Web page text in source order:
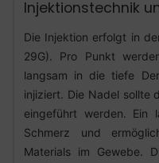
Injektionstechnik
Die Injektion erfolgt in
29G). Pro Punkt
langsam in die tiefe
injiziert. Die Nadel sollte
eingeführt werden. Ein
Schmerz und
Materials im Gewebe.